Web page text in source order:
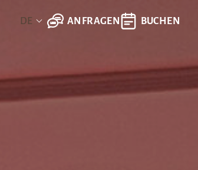
DE ANFRAGEN BUCHEN